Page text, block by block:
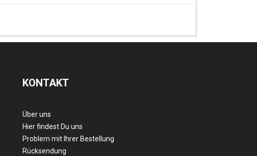
KONTAKT
Über uns
Hier findest Du uns
Problem mit Ihrer Bestellung
Rücksendung